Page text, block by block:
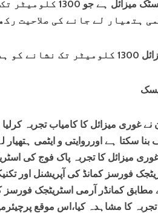
غوری میزائل بیلسٹک
ہتھیار لے جانے کی صلاحیت
سکتا ہے
سکتا ہے اورروایتی و ایٹمی
میزائل کا تجربہ پاک فوج کی
فورسز کمانڈ کی آپریشنل اور
مطابق کمانڈر آرمی اسٹریٹجک فورسز
کا مشاہدہ کیا،اس موقع